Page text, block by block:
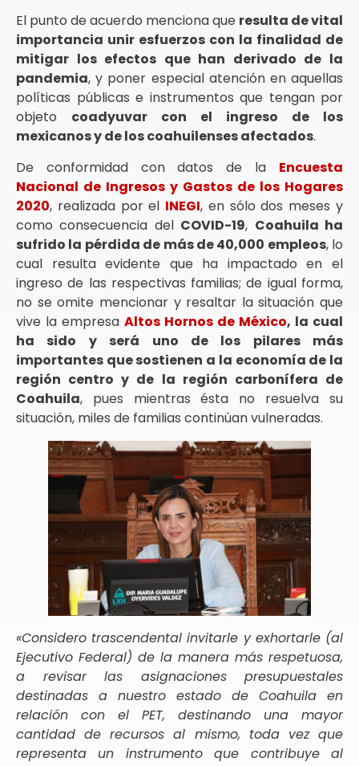
El punto de acuerdo menciona que resulta de vital
importancia unir esfuerzos con la finalidad de
mitigar los efectos que han derivado de la
pandemia, y poner especial atención en aquellas
políticas públicas e instrumentos que tengan por
objeto coadyuvar con el ingreso de los
mexicanos y de los coahuilenses afectados.
De conformidad con datos de la Encuesta
Nacional de Ingresos y Gastos de los Hogares
2020, realizada por el INEGI, en sólo dos meses y
como consecuencia del COVID-19, Coahuila ha
sufrido la pérdida de más de 40,000 empleos, lo
cual resulta evidente que ha impactado en el
ingreso de las respectivas familias; de igual forma,
no se omite mencionar y resaltar la situación que
vive la empresa Altos Hornos de México, la cual
ha sido y será uno de los pilares más
importantes que sostienen a la economía de la
región centro y de la región carbonífera de
Coahuila, pues mientras ésta no resuelva su
situación, miles de familias continúan vulneradas.
«Considero trascendental invitarle y exhortarle (al
Ejecutivo Federal) de la manera más respetuosa,
a revisar las asignaciones presupuestales
destinadas a nuestro estado de Coahuila en
relación con el PET, destinando una mayor
cantidad de recursos al mismo, toda vez que
representa un instrumento que contribuye al